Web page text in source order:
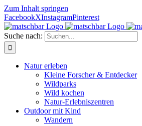
Zum Inhalt springen
FacebookXInstagramPinterest
Suche nach:
Natur erleben
Kleine Forscher & Entdecker
Wildparks
Wild kochen
Natur-Erlebniszentren
Outdoor mit Kind
Wandern